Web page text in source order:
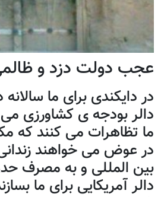
دولت دزد و ظالمی!
برای ما سالانه دو
بودجه ی کشاورزی می
می کنند که
می خواهند زندانی با
المللی و به مصرف حدود
آمريکایی برای ما بسازند که